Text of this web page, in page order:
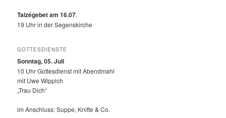
Taizégebet am 16.07.
19 Uhr in der Segenskirche
GOTTESDIENSTE
Sonntag, 05. Juli
10 Uhr Gottesdienst mit Abendmahl
mit Uwe Wippich
„Trau Dich“
im Anschluss: Suppe, Knifte & Co.